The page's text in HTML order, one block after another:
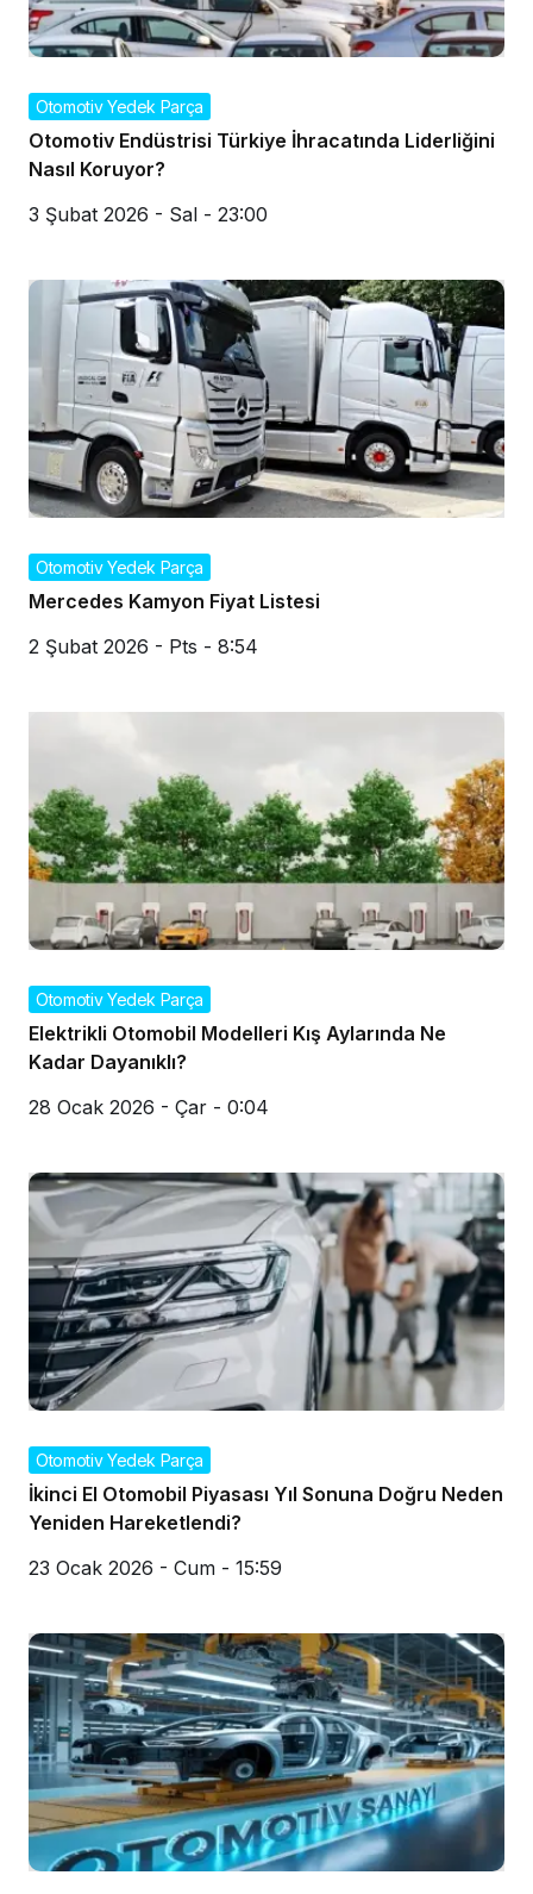
Otomotiv Yedek Parça
Otomotiv Endüstrisi Türkiye İhracatında Liderliğini
Nasıl Koruyor?
3 Şubat 2026 - Sal - 23:00
Otomotiv Yedek Parça
Mercedes Kamyon Fiyat Listesi
2 Şubat 2026 - Pts - 8:54
Otomotiv Yedek Parça
Elektrikli Otomobil Modelleri Kış Aylarında Ne
Kadar Dayanıklı?
28 Ocak 2026 - Çar - 0:04
Otomotiv Yedek Parça
İkinci El Otomobil Piyasası Yıl Sonuna Doğru Neden
Yeniden Hareketlendi?
23 Ocak 2026 - Cum - 15:59